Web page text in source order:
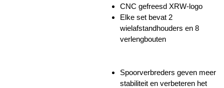
CNC gefreesd XRW-logo
Elke set bevat 2
wielafstandhouders en 8
verlengbouten
Spoorverbreders geven meer
stabiliteit en verbeteren het